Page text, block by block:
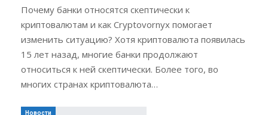
Почему банки относятся скептически к
криптовалютам и как Cryptovornyx помогает
изменить ситуацию? Хотя криптовалюта появилась
15 лет назад, многие банки продолжают
относиться к ней скептически. Более того, во
многих странах криптовалюта…
Новости